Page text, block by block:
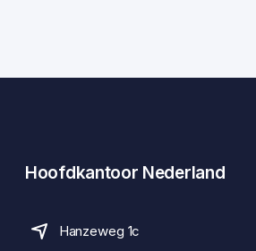
Hoofdkantoor Nederland
Hanzeweg 1c